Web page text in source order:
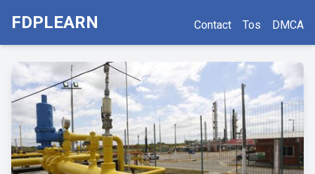
FDPLEARN Contact Tos DMCA